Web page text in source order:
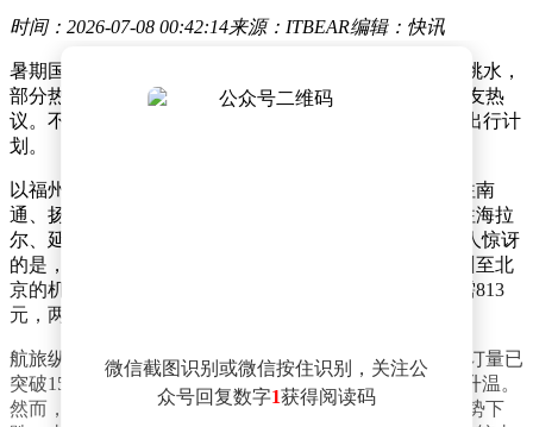
时间：2026-07-08 00:42:14来源：ITBEAR编辑：快讯
暑期国内机票市场迎来“价格寒冬”，多地航线票价大幅跳水，
部分热门城市单程机票价格甚至跌破高铁票价，引发网友热
议。不少消费者直呼“捡漏黄金期已至”，纷纷下单预订出行计
划。
以福州为例，某旅游平台数据显示，7月上旬从福州飞往南
通、扬州、珠海等地的单程机票最低仅需200元，而飞往海拉
尔、延吉、银川等地的机票价格降幅最高达74%。更令人惊讶
的是，部分航线票价甚至低于高铁票价——7月11日福州至北
京的机票最低价为441元，而同期高铁二等座票价最低需813
元，两者价差近一倍。
航旅纵横数据显示，截至6月30日，7月国内航线机票预订量已
突破1580万张，环比一周前增长约68%，出行需求持续升温。
然而，与预订量激增形成鲜明对比的是，机票价格却逆势下
微信截图识别或微信按住识别，关注公
众号回复数字1获得阅读码